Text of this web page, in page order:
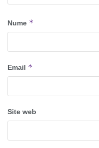
Nume *
Email *
Site web